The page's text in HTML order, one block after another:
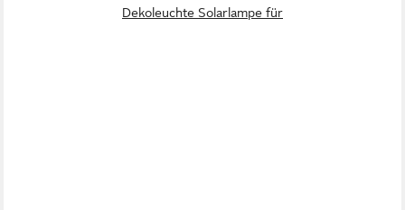
Dekoleuchte Solarlampe für